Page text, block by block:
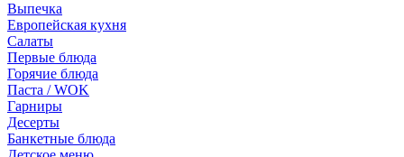
Выпечка
Европейская кухня
Салаты
Первые блюда
Горячие блюда
Паста / WOK
Гарниры
Десерты
Банкетные блюда